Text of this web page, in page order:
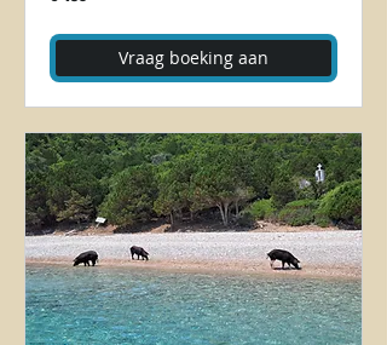
Vraag boeking aan